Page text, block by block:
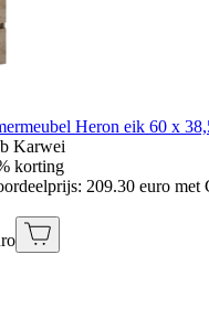
Heron eik 60 x
Karwei
korting
209.30 euro met